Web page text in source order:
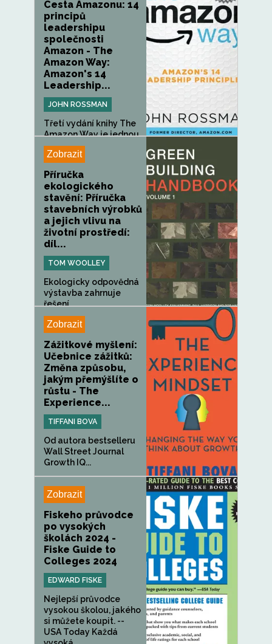
Cesta Amazonu: 14
principů
leadershipu
společnosti
Amazon - The
Amazon Way:
Amazon's 14
Leadership...
JOHN ROSSMAN
Třetí vydání knihy The
Amazon Way je jednou
z mála...
Zobrazit
Příručka
ekologického
stavění: Příručka
stavebních výrobků
a jejich vlivu na
životní prostředí:
díl...
TOM WOOLLEY
Ekologicky odpovědná
výstavba zahrnuje
řešení...
Zobrazit
Zážitkové myšlení:
Učebnice zážitků:
Změna způsobu,
jakým přemýšlíte o
růstu - The
Experience...
TIFFANI BOVA
Od autora bestselleru
Wall Street Journal
Growth IQ...
Zobrazit
Fiskeho průvodce
po vysokých
školách 2024 -
Fiske Guide to
Colleges 2024
EDWARD FISKE
Nejlepší průvodce
vysokou školou, jakého
si můžete koupit. --
USA Today Každá